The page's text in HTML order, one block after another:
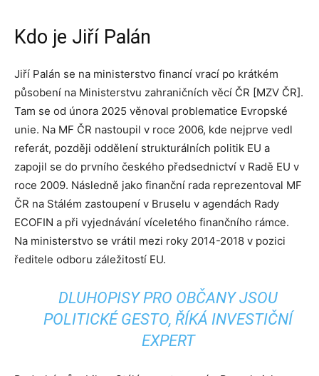
Kdo je Jiří Palán
Jiří Palán se na ministerstvo financí vrací po krátkém
působení na Ministerstvu zahraničních věcí ČR [MZV ČR].
Tam se od února 2025 věnoval problematice Evropské
unie. Na MF ČR nastoupil v roce 2006, kde nejprve vedl
referát, později oddělení strukturálních politik EU a
zapojil se do prvního českého předsednictví v Radě EU v
roce 2009. Následně jako finanční rada reprezentoval MF
ČR na Stálém zastoupení v Bruselu v agendách Rady
ECOFIN a při vyjednávání víceletého finančního rámce.
Na ministerstvo se vrátil mezi roky 2014-2018 v pozici
ředitele odboru záležitostí EU.
DLUHOPISY PRO OBČANY JSOU
POLITICKÉ GESTO, ŘÍKÁ INVESTIČNÍ
EXPERT